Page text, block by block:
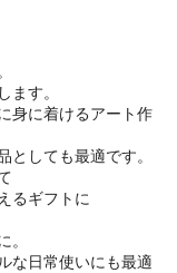
ます。
身に着けるアート作
しても最適です。
るギフトに
。
な日常使いにも最適